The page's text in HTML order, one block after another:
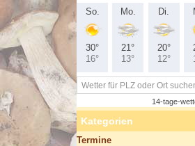
Kategorien
Termine